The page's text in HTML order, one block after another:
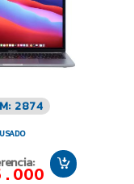
2874
USADO